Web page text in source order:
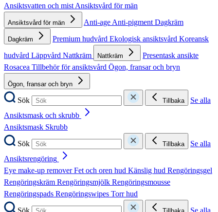
Ansiktsvatten och mistAnsiktsvård för män
Ansiktsvård för män Anti-ageAnti-pigmentDagkräm
Dagkräm Premium hudvård Ekologisk ansiktsvård Koreansk
hudvård Läppvård Nattkräm Nattkräm
Presentask ansikte
Rosacea Tillbehör för ansiktsvård Ögon, fransar och bryn
Ögon, fransar och bryn
Sök Tillbaka
Se alla
Ansiktsmask och skrubb
Ansiktsmask Skrubb
Sök
Tillbaka
Se alla
Ansiktsrengöring
Eye make-up removerFet och oren hud Känslig hud Rengöringsgel
Rengöringskräm Rengöringsmjölk Rengöringsmousse
Rengöringspads Rengöringswipes Torr hud